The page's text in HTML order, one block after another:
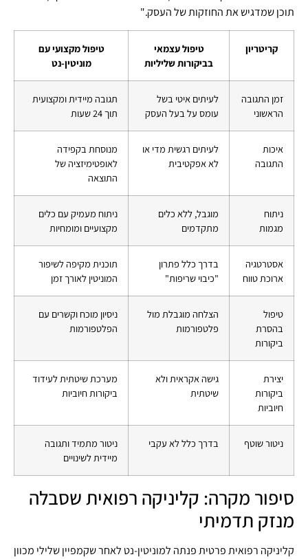
תוכן שמדגיש את החוזקות של העסק."
קריטריון
טיפול עצמאי
בביקורות שליליות
טיפול מקצועי עם
מוניטין-נט
זמן התגובה
הראשוני
לעיתים איטי בשל
עומס על בעל העסק
תגובה מיידית ומקצועית
תוך 24 שעות
איכות
התגובה
לעיתים רגשית מדי או
לא אפקטיבית
מנוסחת בקפידה
לאופטימיזציה של
התוצאה
ניתוח
מגמות
מוגבל, ללא כלים
מתקדמים
ניתוח מעמיק עם כלים
מקצועיים ומומחיות
אסטרטגיה
ארוכת טווח
בדרך כלל פתרון
"כיבוי שריפות"
תוכנית מקיפה לשיפור
המוניטין לאורך זמן
טיפול
בהסרת
ביקורות
הצלחה מוגבלת מול
פלטפורמות
ניסיון מוכח וקשרים עם
הפלטפורמות
יצירת
ביקורות
חיוביות
גישה אקראית ולא
שיטתית
מערכת שיטתית לעידוד
ביקורות חיוביות
ניטור שוטף בדרך כלל לא עקבי
ניטור מתמיד ותגובה
מיידית לשינויים
סיפור מקרה: קליניקה רפואית שסבלה
מנזק תדמיתי
קליניקה רפואית פרטית פנתה למוניטין-נט לאחר שקמפיין שלילי מכוון